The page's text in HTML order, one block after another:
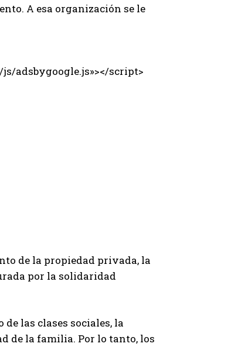
A esa organización se le
adsbygoogle.js»></script>
de la propiedad privada, la
por la solidaridad
las clases sociales, la
de la familia. Por lo tanto, los